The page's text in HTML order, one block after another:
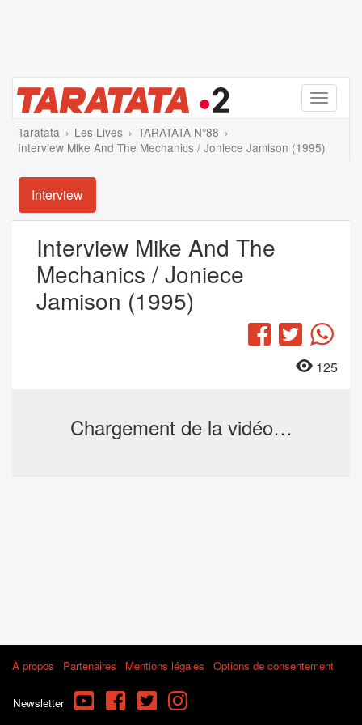
Menu
Taratata Les Lives
TARATATA N°88
Interview Mike And The Mechanics / Joniece Jamison (1995)
Interview
Interview Mike And The
Mechanics / Joniece
Jamison (1995)
Facebook
Twitter
125
Chargement de la vidéo…
À propos Partenaires Mentions légales Options de consentement
Newsletter YouTube FacebookTwitterInstagram